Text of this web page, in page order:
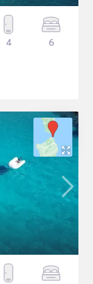
4 6